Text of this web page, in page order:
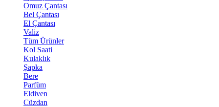
Omuz Çantası
Bel Çantası
El Çantası
Valiz
Tüm Ürünler
Kol Saati
Kulaklık
Şapka
Bere
Parfüm
Eldiven
Cüzdan